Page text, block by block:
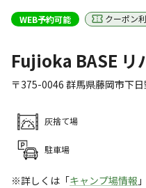
WEB予約可能 クーポン
Fujioka BASE リ
〒375-0046 群馬県藤岡市下
灰捨て場
駐車場
※詳しくは「キャンプ場情報